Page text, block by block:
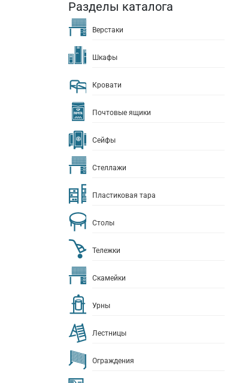
Разделы каталога
Верстаки
Шкафы
Кровати
Почтовые ящики
Сейфы
Стеллажи
Пластиковая тара
Столы
Тележки
Скамейки
Урны
Лестницы
Ограждения